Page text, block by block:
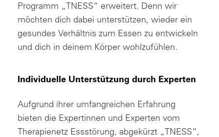
Programm „TNESS“ erweitert. Denn wir
möchten dich dabei unterstützen, wieder ein
gesundes Verhältnis zum Essen zu entwickeln
und dich in deinem Körper wohlzufühlen.
Individuelle Unterstützung durch Experten
Aufgrund ihrer umfangreichen Erfahrung
bieten die Expertinnen und Experten vom
Therapienetz Essstörung, abgekürzt „TNESS“,